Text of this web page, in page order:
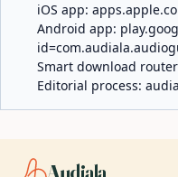
iOS app:
Android app:
Smart download
Editorial process:
Audiala